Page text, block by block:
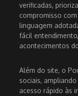
verificadas,
compromisso
linguagem
fácil
acontecimentos
Além do site, o
sociais,
acesso rápido às